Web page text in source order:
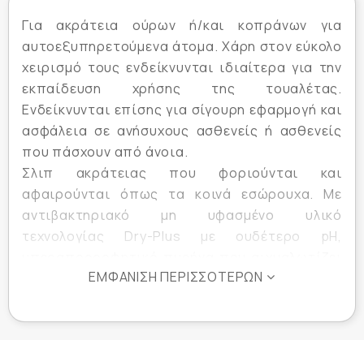
Για ακράτεια ούρων ή/και κοπράνων για
αυτοεξυπηρετούμενα άτομα. Χάρη στον εύκολο
χειρισμό τους ενδείκνυνται ιδιαίτερα για την
εκπαίδευση χρήσης της τουαλέτας.
Ενδείκνυνται επίσης για σίγουρη εφαρμογή και
ασφάλεια σε ανήσυχους ασθενείς ή ασθενείς
που πάσχουν από άνοια.
Σλιπ ακράτειας που φοριούνται και
αφαιρούνται όπως τα κοινά εσώρουχα. Με
αντιβακτηριακό μη υφασμένο υλικό
τεχνολογίας Dry-Plus με ουδέτερο pH,
τις δυσάρεστες οσμές και δείκτη υγρασίας για
του σλιπ. Εξωτερική κάλυψη ολόκληρου του
ΕΜΦΆΝΙΣΗ ΠΕΡΙΣΣΌΤΕΡΩΝ